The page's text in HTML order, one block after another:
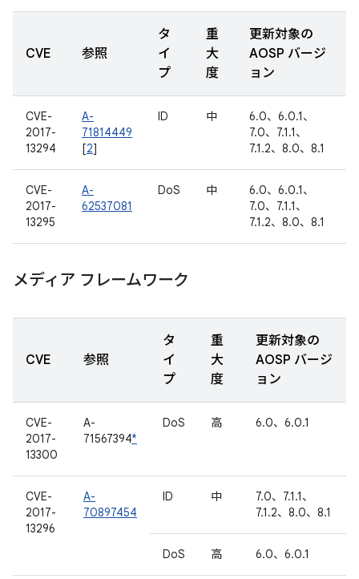
CVE 参照
タ
イ
プ
重
大
度
更新対象の
AOSP バージ
ョン
CVE-
2017-
13294
A-
71814449
[2]
ID 中
6.0、6.0.1、
7.0、7.1.1、
7.1.2、8.0、8.1
CVE-
2017-
13295
A-
62537081
DoS 中
6.0、6.0.1、
7.0、7.1.1、
7.1.2、8.0、8.1
メディア フレームワーク
CVE 参照
タ
イ
プ
重
大
度
更新対象の
AOSP バージ
ョン
CVE-
2017-
13300
A-
71567394*
DoS 高 6.0、6.0.1
CVE-
2017-
13296
A-
70897454
ID 中
7.0、7.1.1、
7.1.2、8.0、8.1
DoS 高 6.0、6.0.1